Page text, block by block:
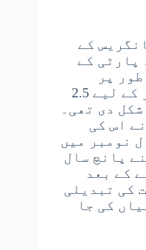
کے
پارٹی کے
پر
سدارامیا اور شیوکمار کے لیے 2.5
دی تھی۔
اس کی
نومبر میں
پانچ سال
کے بعد
کی تبدیلی
کی جا